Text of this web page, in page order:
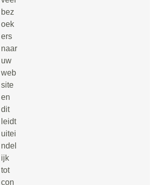
bez
oek
ers
naar
uw
web
site
en
dit
leidt
uitei
ndel
ijk
tot
con